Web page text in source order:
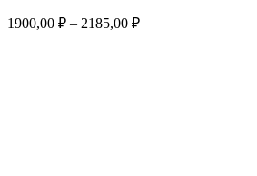
1900,00 ₽ – 2185,00 ₽